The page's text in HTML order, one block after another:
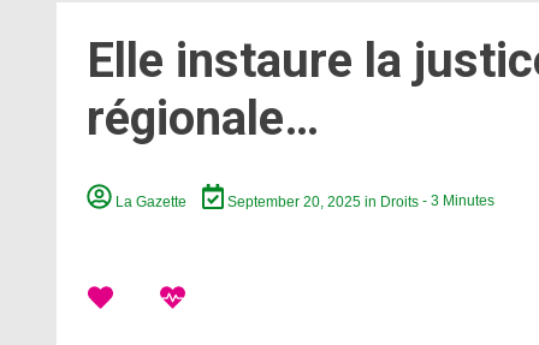
Elle instaure la
régionale…
La Gazette September 20, 2025in Droits - 3 Minutes